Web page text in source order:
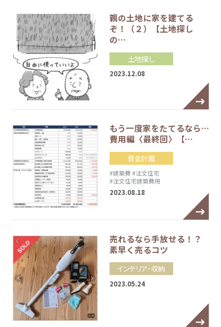
親の土地に家を建てる
ぞ！（２）【土地探し
の…
土地探し
2023.12.08
もう一度家をたてるなら…
費用編〈最終回〉【…
資金計画
#建築費 #注文住宅
#注文住宅建築費用
2023.08.18
売れるなら手放せる！？
素早く売るコツ
インテリア・収納
2023.05.24